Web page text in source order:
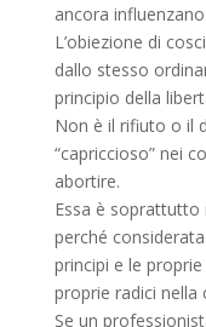
ancora
L’obiezione di
dallo stesso
principio della
Non è il rifiuto o il
“capriccioso” nei
abortire.
Essa è soprattutto
perché
principi e le
proprie radici nella
Se un